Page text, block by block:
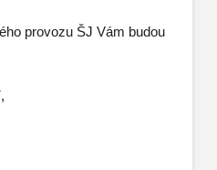
provozu ŠJ Vám budou